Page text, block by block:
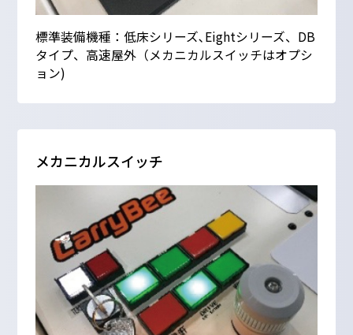
標準装備機種：低床シリーズ､Eightシリーズ、DB
タイプ、高速屋外（メカニカルスイッチはオプシ
ョン)
メカニカルスイッチ